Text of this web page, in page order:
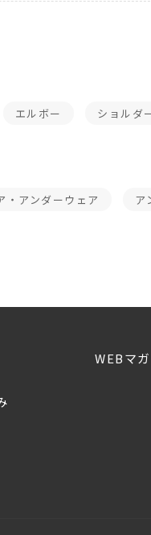
エルボー ショルダ
・アンダーウェア ア
WEBマ